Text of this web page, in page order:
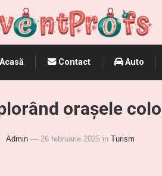
Acasă Contact Auto
orașele
Admin — 26 februarie 2025 in Turism